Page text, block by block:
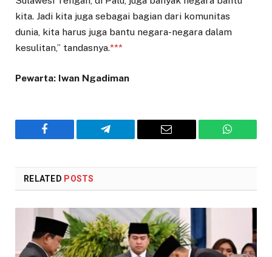
kita. Jadi kita juga sebagai bagian dari komunitas
dunia, kita harus juga bantu negara-negara dalam
kesulitan,” tandasnya.***
Pewarta: Iwan Ngadiman
Facebook Telegram Email
RELATED POSTS